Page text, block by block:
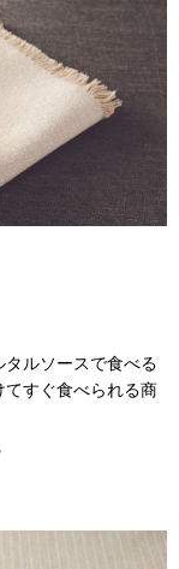
ルソースで食べる
すぐ食べられる商